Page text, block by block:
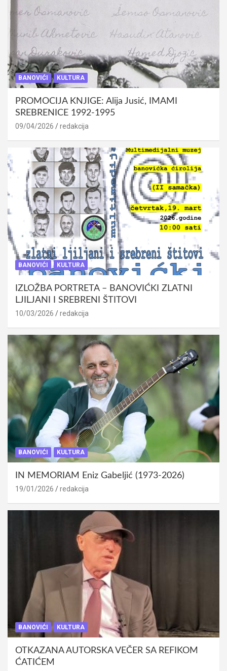
BANOVIĆI KULTURA
PROMOCIJA KNJIGE: Alija Jusić, IMAMI
SREBRENICE 1992-1995
09/04/2026 redakcija
BANOVIĆI KULTURA
IZLOŽBA PORTRETA – BANOVIĆKI ZLATNI
LJILJANI I SREBRENI ŠTITOVI
10/03/2026 redakcija
BANOVIĆI KULTURA
IN MEMORIAM Eniz Gabeljić (1973-2026)
19/01/2026 redakcija
BANOVIĆI KULTURA
OTKAZANA AUTORSKA VEČER SA REFIKOM
ĆATIĆEM